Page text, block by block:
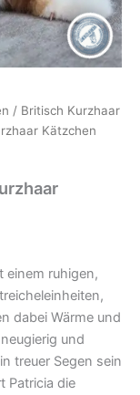
/ Britisch Kurzhaar
Kätzchen
einem ruhigen,
dabei Wärme und
und
treuer Segen sein
Patricia die